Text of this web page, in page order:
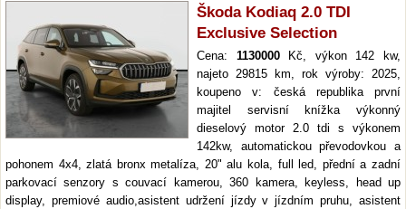
Škoda Kodiaq 2.0 TDI
Exclusive Selection
Cena: 1130000Kč, výkon 142 kw,
najeto 29815 km, rok výroby: 2025,
koupeno v: česká republika první
majitel servisní knížka výkonný
dieselový motor 2.0 tdi s výkonem
142kw, automatickou převodovkou a
pohonem 4x4, zlatá bronx metalíza, 20" alu kola, full led, přední a zadní
parkovací senzory s couvací kamerou, 360 kamera, keyless, head up
display, premiové audio,asistent udržení jízdy v jízdním pruhu, asistent